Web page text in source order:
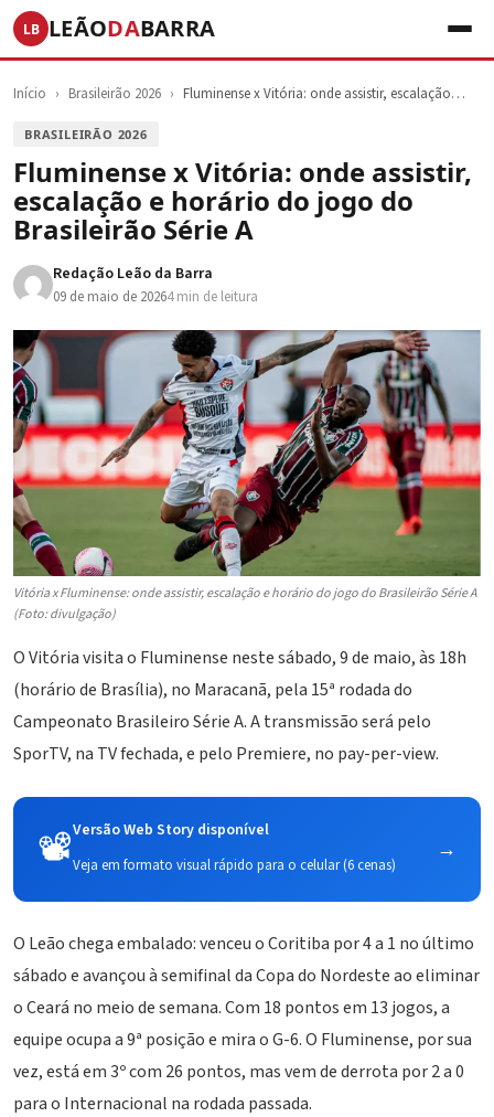
LB LEÃODABARRA
Início › Brasileirão 2026 › Fluminense x Vitória: onde assistir, escalação…
BRASILEIRÃO 2026
Fluminense x Vitória: onde assistir,
escalação e horário do jogo do
Brasileirão Série A
Redação Leão da Barra
09 de maio de 20264 min de leitura
Vitória x Fluminense: onde assistir, escalação e horário do jogo do Brasileirão Série A
(Foto: divulgação)
OVitóriavisita o Fluminense neste sábado, 9 de maio, às 18h
(horário de Brasília), no Maracanã, pela 15ª rodada do
Campeonato BrasileiroSérie A. A transmissão será pelo
SporTV, na TV fechada, e pelo Premiere, no pay-per-view.
📽️Versão Web Story disponível
Veja em formato visual rápido para o celular (6 cenas)
→
O Leão chega embalado: venceu o Coritiba por 4 a 1 no último
sábado e avançou à semifinal daCopa do Nordesteao eliminar
o Ceará no meio de semana. Com 18 pontos em 13 jogos, a
equipe ocupa a 9ª posição e mira o G-6. O Fluminense, por sua
vez, está em 3º com 26 pontos, mas vem de derrota por 2 a 0
para o Internacional na rodada passada.